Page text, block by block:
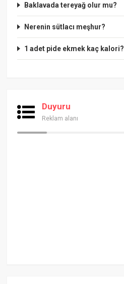
Baklavada tereyağ olur mu?
Nerenin sütlacı meşhur?
1 adet pide ekmek kaç kalori?
Duyuru
Reklam alanı